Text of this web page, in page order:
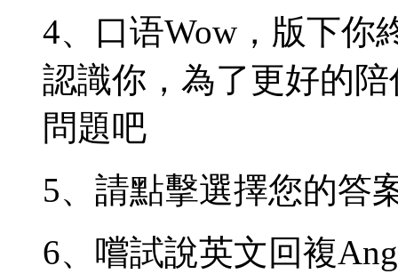
4、口语Wow，版下你
認識你，為了更好的
問題吧
5、請點擊選擇您的答
6、嚐試說英文回複